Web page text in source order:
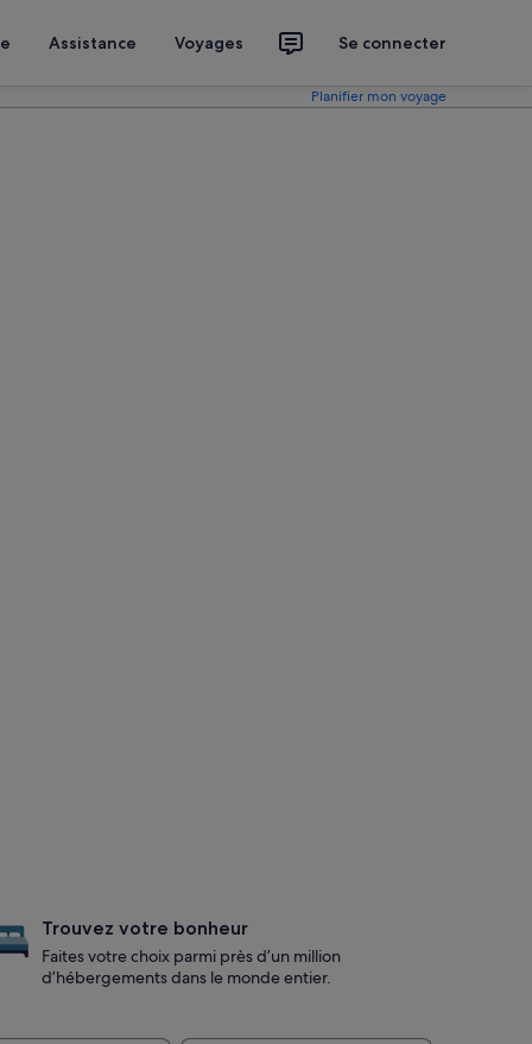
Assistance Voyages Se connecter
Planifier mon voyage
Trouvez votre bonheur
Faites votre choix parmi près d’un million
d’hébergements dans le monde entier.